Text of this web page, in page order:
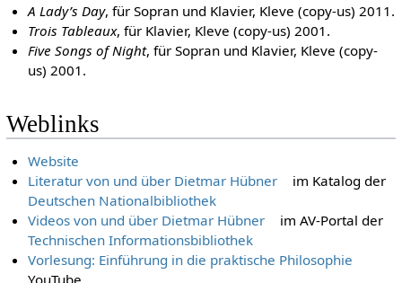
A Lady’s Day, für Sopran und Klavier, Kleve (copy-us) 2011.
Trois Tableaux, für Klavier, Kleve (copy-us) 2001.
Five Songs of Night, für Sopran und Klavier, Kleve (copy-
us) 2001.
Weblinks
Website
Literatur von und über Dietmar Hübner
im Katalog der
Deutschen Nationalbibliothek
Videos von und über Dietmar Hübner
im AV-Portal der
Technischen Informationsbibliothek
Vorlesung: Einführung in die praktische Philosophie